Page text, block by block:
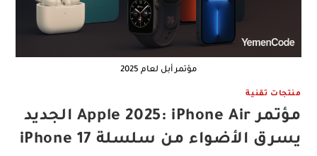
مؤتمر أبل لعام 2025
منتجات تقنية
مؤتمر Apple 2025: iPhone Air الجديد
يسرق الأضواء من سلسلة iPhone 17